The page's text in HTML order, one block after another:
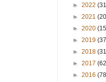
► 2022
► 2021
► 2020
► 2019
► 2018
► 2017
► 2016